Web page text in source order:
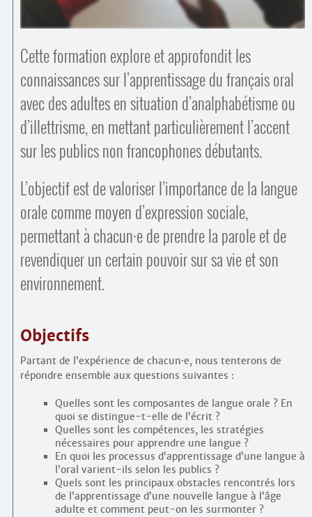
Cette formation explore et approfondit les
connaissances sur l’apprentissage du français oral
avec des adultes en situation d’analphabétisme ou
d’illettrisme, en mettant particulièrement l’accent
sur les publics non francophones débutants.
L’objectif est de valoriser l’importance de la langue
orale comme moyen d’expression sociale,
permettant à chacun·e de prendre la parole et de
revendiquer un certain pouvoir sur sa vie et son
environnement.
Objectifs
Partant de l’expérience de chacun·e, nous tenterons de
répondre ensemble aux questions suivantes :
Quelles sont les composantes de langue orale ? En
quoi se distingue-t-elle de l’écrit ?
Quelles sont les compétences, les stratégies
nécessaires pour apprendre une langue ?
En quoi les processus d’apprentissage d’une langue à
l’oral varient-ils selon les publics ?
Quels sont les principaux obstacles rencontrés lors
de l’apprentissage d’une nouvelle langue à l’âge
adulte et comment peut-on les surmonter ?